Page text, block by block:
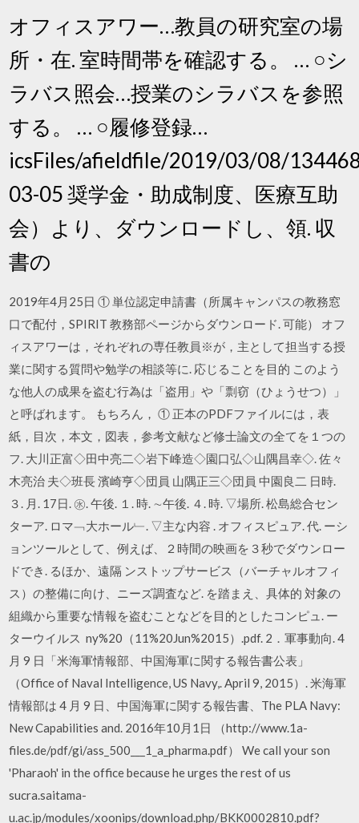
オフィスアワー…教員の研究室の場
所・在. 室時間帯を確認する。 … ○シ
ラバス照会…授業のシラバスを参照
する。 … ○履修登録…
icsFiles/afieldfile/2019/03/08/
03-05 奨学金・助成制度、医療互助
会）より、ダウンロードし、領. 収
書の
2019年4月25日 ① 単位認定申請書（所属キャンパスの教務窓
口で配付，SPIRIT 教務部ページからダウンロード. 可能） オフ
ィスアワーは，それぞれの専任教員※が，主として担当する授
業に関する質問や勉学の相談等に. 応じることを目的 このよう
な他人の成果を盗む行為は「盗用」や「剽窃（ひょうせつ）」
と呼ばれます。 もちろん， ① 正本のPDFファイルには，表
紙，目次，本文，図表，参考文献など修士論文の全てを１つの
フ. 大川正富◇田中亮二◇岩下峰造◇園口弘◇山隅昌幸◇. 佐々
木亮治 夫◇班長 濱崎亨◇団員 山隅正三◇団員 中園良二 日時.
３. 月. 17日. ㊌. 午後. １. 時. ∼午後. ４. 時. ▽場所. 松島総合セン
ターア. ロマ﹁大ホール﹂. ▽主な内容 . オフィスピュア. 代. ーシ
ョンツールとして、例えば、２時間の映画を３秒でダウンロー
ドでき. るほか、遠隔 ンストップサービス（バーチャルオフィ
ス）の整備に向け、ニーズ調査など. を踏まえ、具体的 対象の
組織から重要な情報を盗むことなどを目的としたコンピュ. ー
ターウイルス ny%20（11%20Jun%2015）.pdf. 2．軍事動向. 4
月 9 日「米海軍情報部、中国海軍に関する報告書公表」
（Office of Naval Intelligence, US Navy,. April 9, 2015）. 米海軍
情報部は 4 月 9 日、中国海軍に関する報告書、The PLA Navy:
New Capabilities and. 2016年10月1日 （http://www.1a-
files.de/pdf/gi/ass_500___1_a_pharma.pdf） We call your son
'Pharaoh' in the office because he urges the rest of us
sucra.saitama-
u.ac.jp/modules/xoonips/download.php/BKK0002810.pdf?